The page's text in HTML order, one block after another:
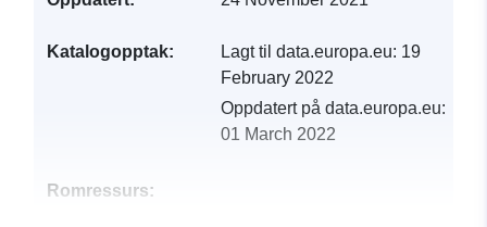
Katalogopptak: Lagt til data.europa.eu: 19
February 2022
Oppdatert på data.europa.eu:
01 March 2022
Romressurs: